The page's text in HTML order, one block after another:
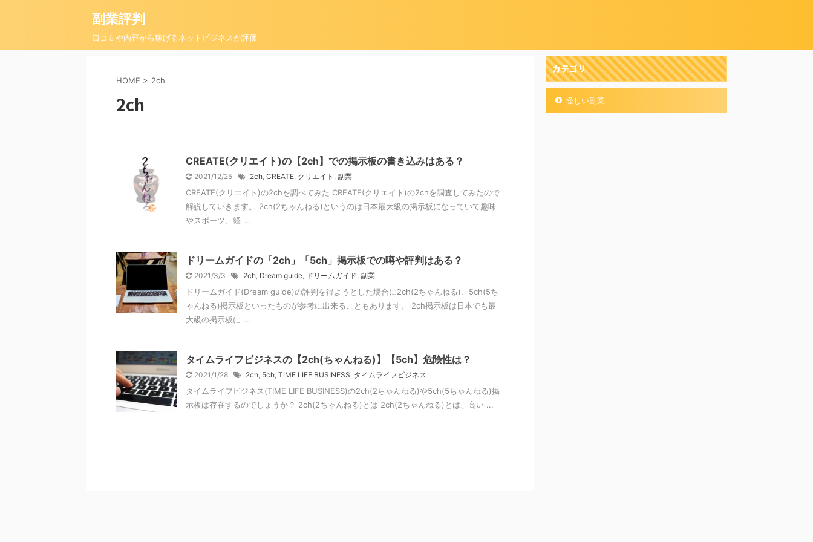
副業評判
口コミや内容から稼げるネットビジネスか評価
HOME > 2ch
2ch
CREATE(クリエイト)の【2ch】での掲示板の書き込みはある？
2021/12/25 2ch, CREATE, クリエイト , 副業
CREATE(クリエイト)の2chを調べてみた CREATE(クリエイト)の2chを調査してみたので
解説していきます。 2ch(2ちゃんねる)というのは日本最大級の掲示板になっていて趣味
やスポーツ、経 ...
ドリームガイドの「2ch」「5ch」掲示板での噂や評判はある？
2021/3/3 2ch, Dream guide, ドリームガイド, 副業
ドリームガイド(Dream guide)の評判を得ようとした場合に2ch(2ちゃんねる)、5ch(5ち
ゃんねる)掲示板といったものが参考に出来ることもあります。 2ch掲示板は日本でも最
大級の掲示板に ...
タイムライフビジネスの【2ch(ちゃんねる)】【5ch】危険性は？
2021/1/28 2ch, 5ch, TIME LIFE BUSINESS, タイムライフビジネス
タイムライフビジネス(TIME LIFE BUSINESS)の2ch(2ちゃんねる)や5ch(5ちゃんねる)掲
示板は存在するのでしょうか？ 2ch(2ちゃんねる)とは 2ch(2ちゃんねる)とは、高い ...
カテゴリ
怪しい副業